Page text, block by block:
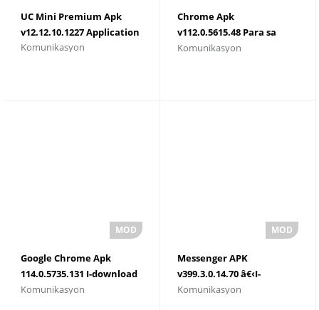
UC Mini Premium Apk
v12.12.10.1227 Application
Komunikasyon
Chrome Apk
v112.0.5615.48 Para sa
Android Tv Download
Komunikasyon
Google Chrome Apk
114.0.5735.131 I-download
ang Pinakabagong
Komunikasyon
Messenger APK
v399.3.0.14.70 â€‹I-
download 2023
Komunikasyon